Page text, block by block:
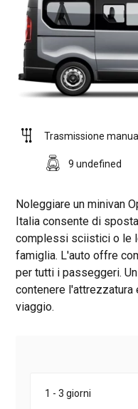
Trasmissione
9 undefined
Noleggiare un minivan
Italia consente di
complessi sciistici o le
famiglia. L'auto offre
per tutti i passeggeri.
contenere l'attrezzatura
viaggio.
1 - 3 giorni